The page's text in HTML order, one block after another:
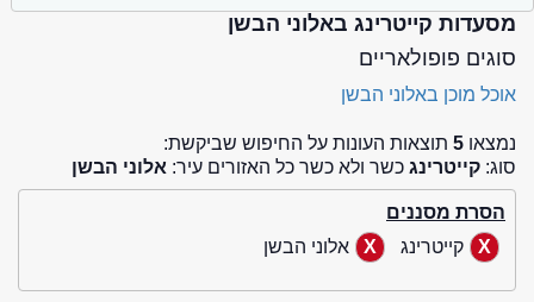
מסעדות קייטרינג באלוני הבשן
סוגים פופולאריים
אוכל מוכן באלוני הבשן
נמצאו 5 תוצאות העונות על החיפוש שביקשת:
סוג: קייטרינג כשר ולא כשר כל האזורים עיר: אלוני הבשן
הסרת מסננים
קייטרינג
אלוני הבשן